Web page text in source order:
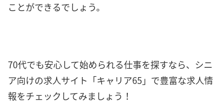
ことができるでしょう。
70代でも安心して始められる仕事を探すなら、シニ
ア向けの求人サイト「キャリア65」で豊富な求人情
報をチェックしてみましょう！